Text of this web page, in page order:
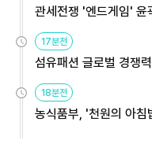
관세전쟁 '엔드게임'
17분전
섬유패션 글로벌 경쟁
18분전
농식품부, '천원의 아